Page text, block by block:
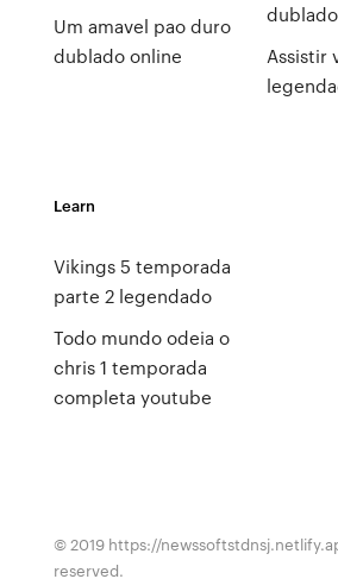
Um amavel pao duro
dublado online
Assistir
Learn
Vikings 5 temporada
parte 2 legendado
Todo mundo odeia o
chris 1 temporada
completa youtube
© 2019 https://
reserved.